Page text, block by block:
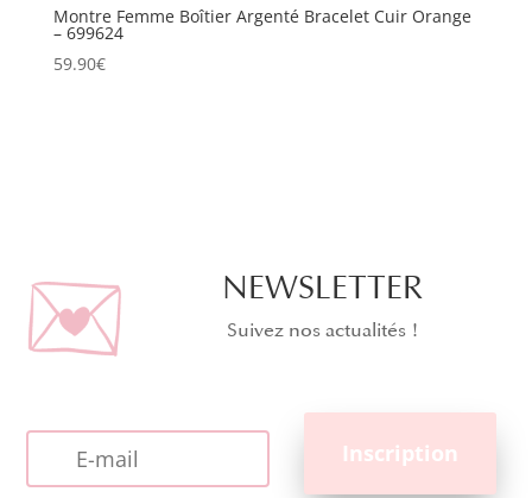
Montre Femme Boîtier Argenté Bracelet Cuir Orange
– 699624
59.90€
NEWSLETTER
Suivez nos actualités !